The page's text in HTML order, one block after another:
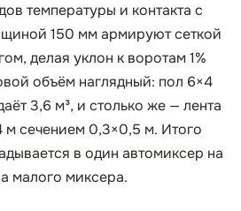
температуры и контакта с
150 мм армируют сеткой
делая уклон к воротам 1%
объём наглядный: пол 6×4
3,6 м³, и столько же — лента
м сечением 0,3×0,5 м. Итого
в один автомиксер на
малого миксера.